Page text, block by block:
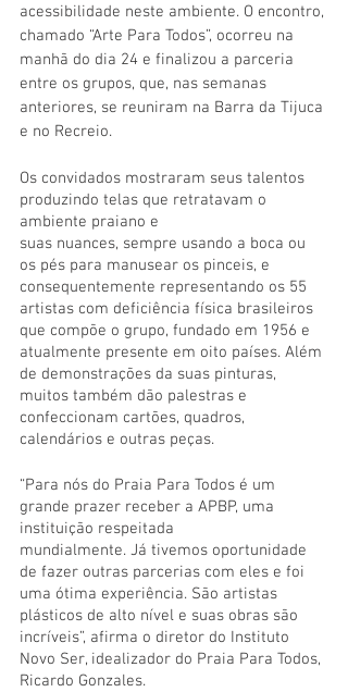
acessibilidade neste ambiente. O encontro,
chamado “Arte Para Todos”, ocorreu na
manhã do dia 24 e finalizou a parceria
entre os grupos, que, nas semanas
anteriores, se reuniram na Barra da Tijuca
e no Recreio.
Os convidados mostraram seus talentos
produzindo telas que retratavam o
ambiente praiano e
suas nuances, sempre usando a boca ou
os pés para manusear os pinceis, e
consequentemente representando os 55
artistas com deficiência física brasileiros
que compõe o grupo, fundado em 1956 e
atualmente presente em oito países. Além
de demonstrações da suas pinturas,
muitos também dão palestras e
confeccionam cartões, quadros,
calendários e outras peças.
“Para nós do Praia Para Todos é um
grande prazer receber a APBP, uma
instituição respeitada
mundialmente. Já tivemos oportunidade
de fazer outras parcerias com eles e foi
uma ótima experiência. São artistas
plásticos de alto nível e suas obras são
incríveis”, afirma o diretor do Instituto
Novo Ser, idealizador do Praia Para Todos,
Ricardo Gonzales.